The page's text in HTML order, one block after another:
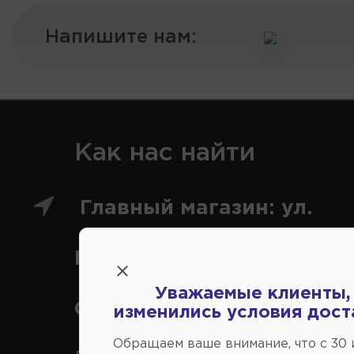
Напишите нам:
Как нас найти
Главный магазин: ул.
Симферополь
Уважаемые клиенты,
изменились условия
Обращаем ваше внимание, что c 30